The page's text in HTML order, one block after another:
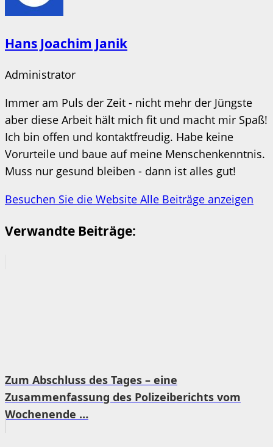
Hans Joachim Janik
Administrator
Immer am Puls der Zeit - nicht mehr der Jüngste
aber diese Arbeit hält mich fit und macht mir Spaß!
Ich bin offen und kontaktfreudig. Habe keine
Vorurteile und baue auf meine Menschenkenntnis.
Muss nur gesund bleiben - dann ist alles gut!
Besuchen Sie die Website Alle Beiträge anzeigen
Verwandte Beiträge:
Zum Abschluss des Tages – eine
Zusammenfassung des Polizeiberichts vom
Wochenende …